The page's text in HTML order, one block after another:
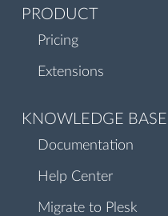
PRODUCT
Pricing
Extensions
KNOWLEDGE BASE
Documentation
Help Center
Migrate to Plesk